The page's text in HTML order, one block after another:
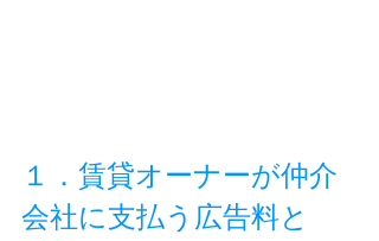
１．賃貸オーナーが仲介
会社に支払う広告料と